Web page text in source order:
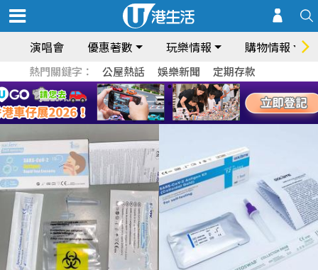
演唱會 優惠著數 玩樂情報 購物情報
熱門關鍵字： 公屋熱話 娛樂新聞 定期存款